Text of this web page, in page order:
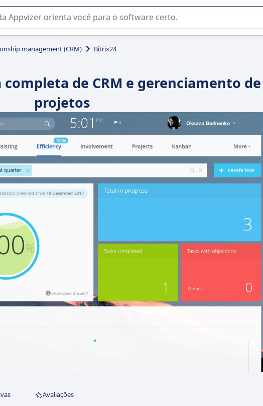
uso ou na seleção de software SaaS para sua empresa.
management (CRM) Bitrix24
de CRM e gerenciamento de
projetos
Avaliações